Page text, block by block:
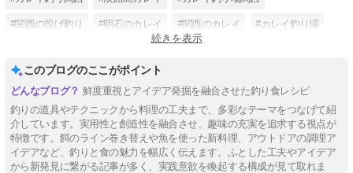
#関西の投げ釣り #明石のカレイ #関西のカレイ #カレイ釣り場
続きを表示
このブログのここがポイント
鮮度重視とアイデア発掘を融合させた釣り食レシピ
釣りの道具やテクニックから料理の工夫まで、多彩なテーマをつなげて紹
介しています。実用性と創造性を融合させ、趣味の充実を追求する視点が
特徴です。餌のライン巻き替えや魚を使った新料理、アウトドアの調理ア
イデアなど、釣りと食の魅力を幅広く伝えます。ふとした工夫やアイデア
から新発見に繋がる記事が多く、実践意欲を喚起する構成が見て取れま